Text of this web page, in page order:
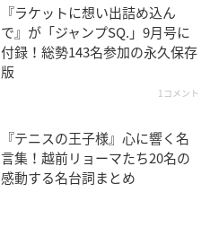
『ラケットに想い出詰め込ん
で』が「ジャンプSQ.」9月号に
付録！総勢143名参加の永久保存
版
1コメント
『テニスの王子様』心に響く名
言集！越前リョーマたち20名の
感動する名台詞まとめ